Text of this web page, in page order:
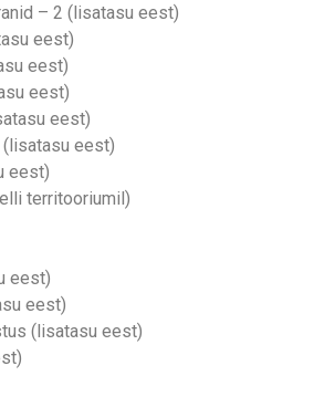
– 2 (lisatasu eest)
eest)
eest)
eest)
eest)
eest)
eest)
territooriumil)
eest)
eest)
(lisatasu eest)